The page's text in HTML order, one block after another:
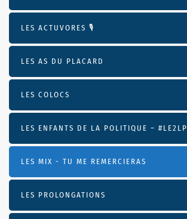
LES ACTUVORES 🎙
LES AS DU PLACARD
LES COLOCS
LES ENFANTS DE LA POLITIQUE – #LE2LP
LES MIX - TU ME REMERCIERAS
LES PROLONGATIONS